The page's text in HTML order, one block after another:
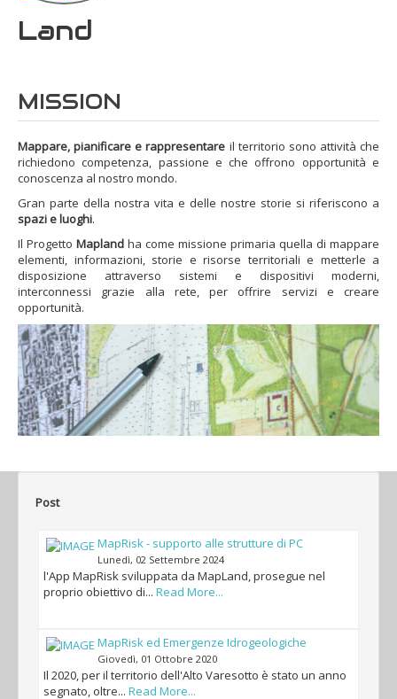
Land
MISSION
Mappare, pianificare e rappresentare il territorio sono attività che
richiedono competenza, passione e che offrono opportunità e
conoscenza al nostro mondo.
Gran parte della nostra vita e delle nostre storie si riferiscono a
spazi e luoghi.
Il Progetto Mapland ha come missione primaria quella di mappare
elementi, informazioni, storie e risorse territoriali e metterle a
disposizione attraverso sistemi e dispositivi moderni,
interconnessi grazie alla rete, per offrire servizi e creare
opportunità.
Post
MapRisk - supporto alle strutture di PC
Lunedì, 02 Settembre 2024
l'App MapRisk sviluppata da MapLand, prosegue nel
proprio obiettivo di... Read More...
MapRisk ed Emergenze Idrogeologiche
Giovedì, 01 Ottobre 2020
Il 2020, per il territorio dell'Alto Varesotto è stato un anno
segnato, oltre... Read More...